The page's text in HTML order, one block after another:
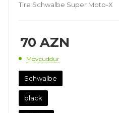
Tire Schwalbe Super Moto-X
70 AZN
Mövcuddur
Schwalbe
black